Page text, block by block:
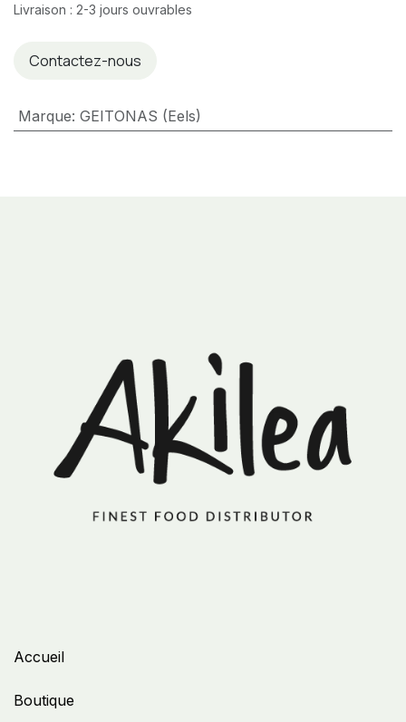
Livraison : 2-3 jours ouvrables
Contactez-nous
Marque: GEITONAS (Eels)
Accueil
Boutique